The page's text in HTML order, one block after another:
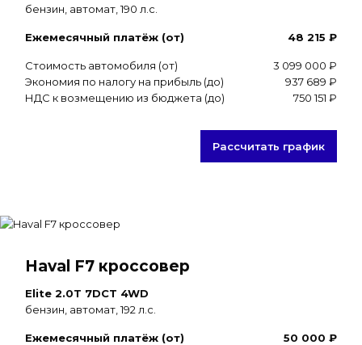
бензин, автомат, 190 л.с.
Ежемесячный платёж (от) 48 215 ₽
Стоимость автомобиля (от)
3 099 000 ₽
Экономия по налогу на прибыль (до)
937 689 ₽
НДС к возмещению из бюджета (до)
750 151 ₽
Рассчитать график
Haval F7 кроссовер
Elite 2.0T 7DCT 4WD
бензин, автомат, 192 л.с.
Ежемесячный платёж (от) 50 000 ₽